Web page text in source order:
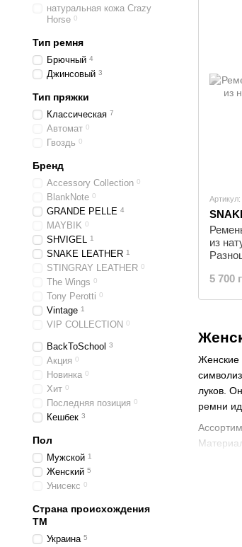
Женские
луков.
ремни
из
5 700
натуральная кожа Crazy
Horse 0
Тип ремня
Брючный 4
Джинсовый 3
Тип пряжки
Классическая 7
Автомат 0
Гвоздь 0
Бренд
Accessory Collection 0
BlankNote 0
GRANDE PELLE 4
MAYBIK 0
SHVIGEL 1
SNAKE LEATHER 1
STINGRAY LEATHER 0
The Wings 0
Tony Perotti 0
Vintage 1
VIP COLLECTION 0
BackToSchool 3
Акция 0
Новинка 0
Хит 0
Последняя позиция 0
Кешбек 3
Пол
Мужской 1
Женский 5
Унисекс 0
Страна происхождения
ТМ
Украина 5